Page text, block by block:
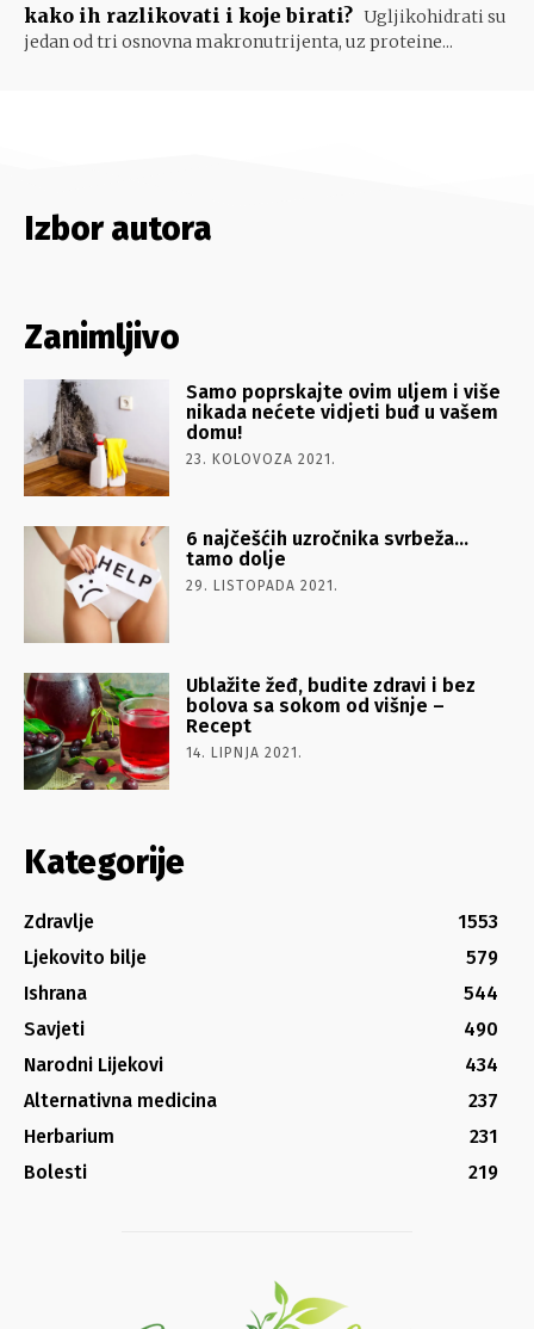
kako ih razlikovati i koje birati? Ugljikohidrati su
jedan od tri osnovna makronutrijenta, uz proteine...
Izbor autora
Zanimljivo
Samo poprskajte ovim uljem i više
nikada nećete vidjeti buđ u vašem
domu!
23. KOLOVOZA 2021.
6 najčešćih uzročnika svrbeža…
tamo dolje
29. LISTOPADA 2021.
Ublažite žeđ, budite zdravi i bez
bolova sa sokom od višnje –
Recept
14. LIPNJA 2021.
Kategorije
Zdravlje
1553
Ljekovito bilje
579
Ishrana
544
Savjeti
490
Narodni Lijekovi
434
Alternativna medicina
237
Herbarium
231
Bolesti
219